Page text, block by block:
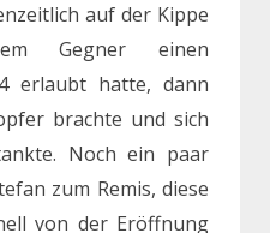
auf der Kippe
Gegner einen
erlaubt hatte, dann
brachte und sich
Noch ein paar
zum Remis, diese
von der Eröffnung